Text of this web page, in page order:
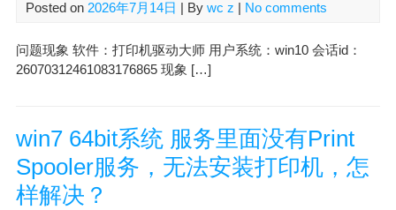
Posted on 2026年7月14日 | By wc z No comments
问题现象 软件：打印机驱动大师 用户系统：win10 会话id：
26070312461083176865 现象 […]
win7 64bit系统 服务里面没有Print
Spooler服务，无法安装打印机，怎
样解决？